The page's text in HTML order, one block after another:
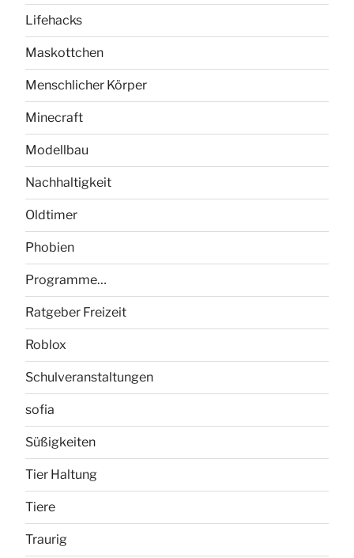
Lifehacks
Maskottchen
Menschlicher Körper
Minecraft
Modellbau
Nachhaltigkeit
Oldtimer
Phobien
Programme…
Ratgeber Freizeit
Roblox
Schulveranstaltungen
sofia
Süßigkeiten
Tier Haltung
Tiere
Traurig